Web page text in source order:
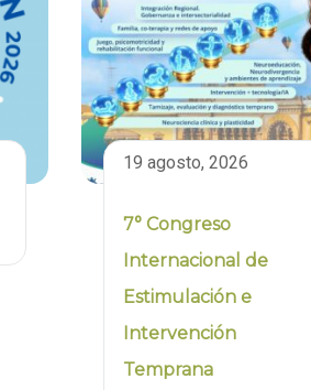
19 agosto, 2026
7° Congreso
Internacional de
Estimulación e
Intervención
Temprana